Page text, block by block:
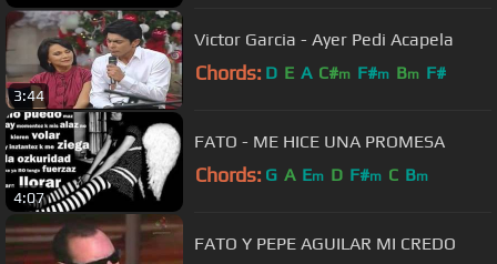
3:44
Victor Garcia - Ayer Pedi Acapela
Chords: D E A C#m F#m Bm F#
4:07
FATO - ME HICE UNA PROMESA
Chords: G A Em D F#m C Bm
FATO Y PEPE AGUILAR MI CREDO